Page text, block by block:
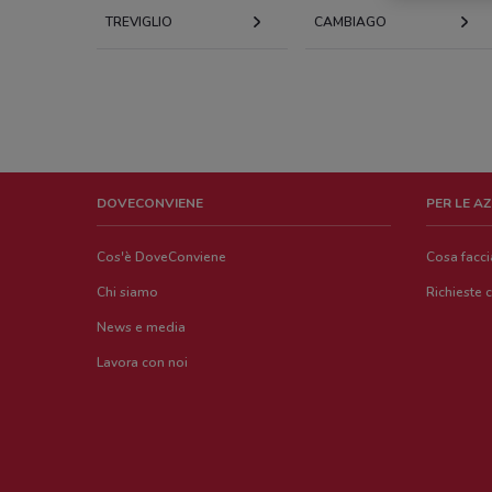
TREVIGLIO CAMBIAGO
DOVECONVIENE
Cos'è DoveConviene
Chi siamo
News e media
Lavora con noi
PER LE
Cosa
Richieste